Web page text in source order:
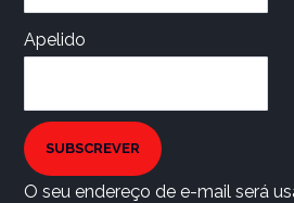
Apelido
SUBSCREVER
O seu endereço de e-mail será